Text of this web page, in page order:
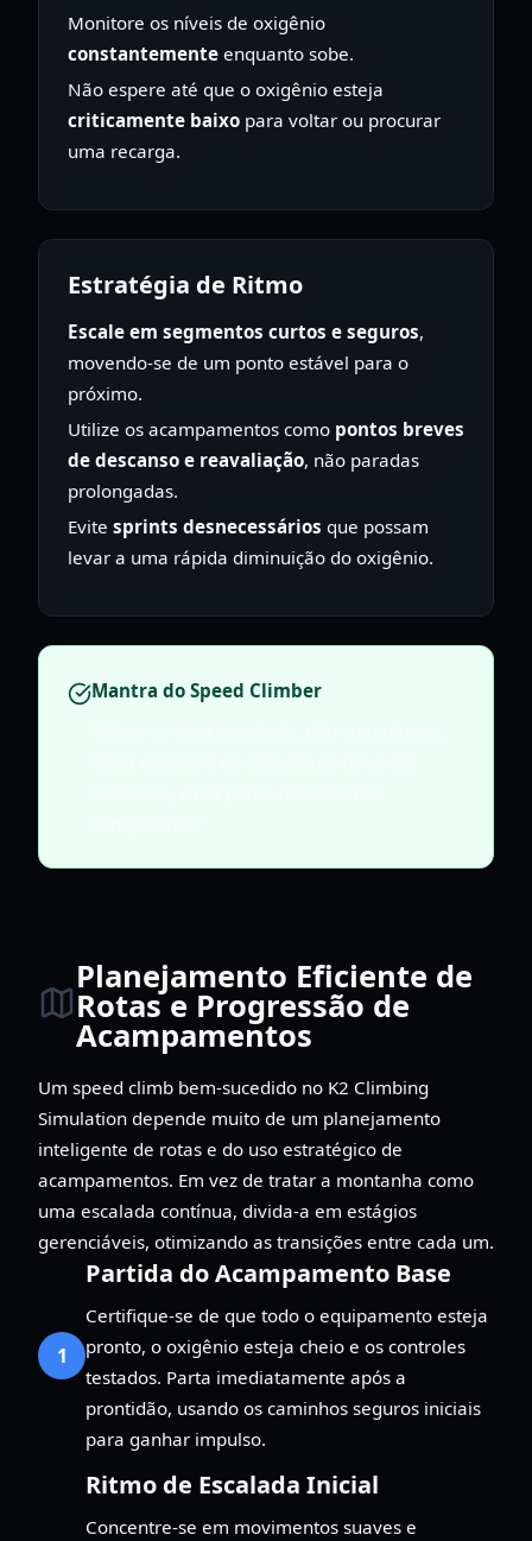
Monitore os níveis de oxigênio
constantemente enquanto sobe.
Não espere até que o oxigênio esteja
criticamente baixo para voltar ou procurar
uma recarga.
Estratégia de Ritmo
Escale em segmentos curtos e seguros,
movendo-se de um ponto estável para o
próximo.
Utilize os acampamentos como pontos breves
de descanso e reavaliação, não paradas
prolongadas.
Evite sprints desnecessários que possam
levar a uma rápida diminuição do oxigênio.
Mantra do Speed Climber
Planejamento Eficiente de
Rotas e Progressão de
Acampamentos
Um speed climb bem-sucedido no K2 Climbing
Simulation depende muito de um planejamento
inteligente de rotas e do uso estratégico de
acampamentos. Em vez de tratar a montanha como
uma escalada contínua, divida-a em estágios
gerenciáveis, otimizando as transições entre cada um.
1
Partida do Acampamento Base
Certifique-se de que todo o equipamento esteja
pronto, o oxigênio esteja cheio e os controles
testados. Parta imediatamente após a
prontidão, usando os caminhos seguros iniciais
para ganhar impulso.
Ritmo de Escalada Inicial
Concentre-se em movimentos suaves e